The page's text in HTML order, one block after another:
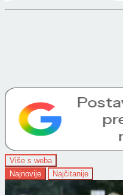
Više s weba
Najnovije
Najčitanije